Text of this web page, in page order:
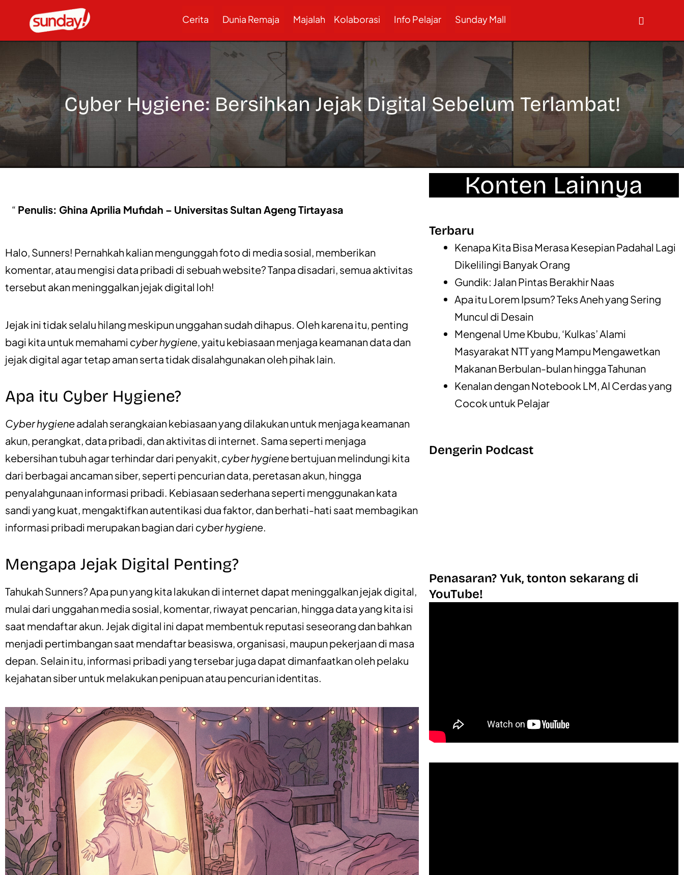
Cerita Dunia Remaja Majalah Kolaborasi Info Pelajar Sunday Mall
Cyber Hygiene: Bersihkan Jejak Digital Sebelum Terlambat!
Penulis: Ghina Aprilia Mufidah – Universitas Sultan Ageng Tirtayasa
Halo, Sunners! Pernahkah kalian mengunggah foto di media sosial, memberikan
komentar, atau mengisi data pribadi di sebuah website? Tanpa disadari, semua aktivitas
tersebut akan meninggalkan jejak digital loh!
Jejak ini tidak selalu hilang meskipun unggahan sudah dihapus. Oleh karena itu, penting
bagi kita untuk memahami cyber hygiene, yaitu kebiasaan menjaga keamanan data dan
jejak digital agar tetap aman serta tidak disalahgunakan oleh pihak lain.
Apa itu Cyber Hygiene?
Cyber hygieneadalah serangkaian kebiasaan yang dilakukan untuk menjaga keamanan
akun, perangkat, data pribadi, dan aktivitas di internet. Sama seperti menjaga
kebersihan tubuh agar terhindar dari penyakit, cyber hygienebertujuan melindungi kita
dari berbagai ancaman siber, seperti pencurian data, peretasan akun, hingga
penyalahgunaan informasi pribadi. Kebiasaan sederhana seperti menggunakan kata
sandi yang kuat, mengaktifkan autentikasi dua faktor, dan berhati-hati saat membagikan
informasi pribadi merupakan bagian dari cyber hygiene.
Mengapa Jejak Digital Penting?
Tahukah Sunners? Apa pun yang kita lakukan di internet dapat meninggalkan jejak digital,
mulai dari unggahan media sosial, komentar, riwayat pencarian, hingga data yang kita isi
saat mendaftar akun. Jejak digital ini dapat membentuk reputasi seseorang dan bahkan
menjadi pertimbangan saat mendaftar beasiswa, organisasi, maupun pekerjaan di masa
depan. Selain itu, informasi pribadi yang tersebar juga dapat dimanfaatkan oleh pelaku
kejahatan siber untuk melakukan penipuan atau pencurian identitas.
Konten Lainnya
Terbaru
Kenapa Kita Bisa Merasa Kesepian Padahal Lagi
Dikelilingi Banyak Orang
Gundik: Jalan Pintas Berakhir Naas
Apa itu Lorem Ipsum? Teks Aneh yang Sering
Muncul di Desain
Mengenal Ume Kbubu, ‘Kulkas’ Alami
Masyarakat NTT yang Mampu Mengawetkan
Makanan Berbulan-bulan hingga Tahunan
Kenalan dengan Notebook LM, AI Cerdas yang
Cocok untuk Pelajar
Dengerin Podcast
Penasaran? Yuk, tonton sekarang di
YouTube!